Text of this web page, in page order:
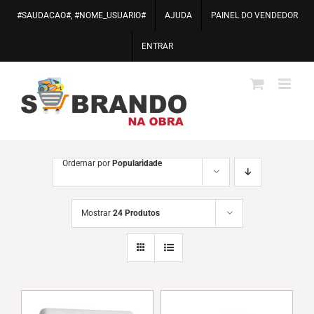
para
#SAUDACAO#, #NOME_USUARIO# AJUDA PAINEL DO VENDEDOR
ENTRAR
Ordernar por Popularidade
Mostrar 24 Produtos